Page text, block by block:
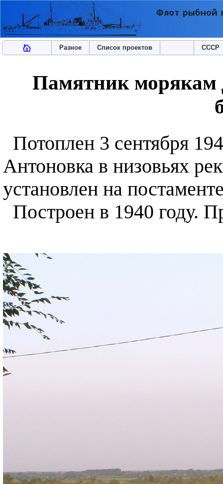
Разное Список проектов СССР
Памятник морякам
Потоплен 3 сентября
Антоновка в низовьях
установлен на
Построен в 1940 году.